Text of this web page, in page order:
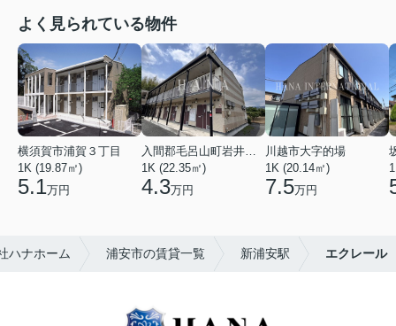
よく見られている物件
横須賀市浦賀３丁目
1K (19.87㎡)
5.1万円
入間郡毛呂山町岩井西１丁目
1K (22.35㎡)
4.3万円
川越市大字的場
1K (20.14㎡)
7.5万円
ハナホーム 浦安市の賃貸一覧 新浦安駅 エクレール